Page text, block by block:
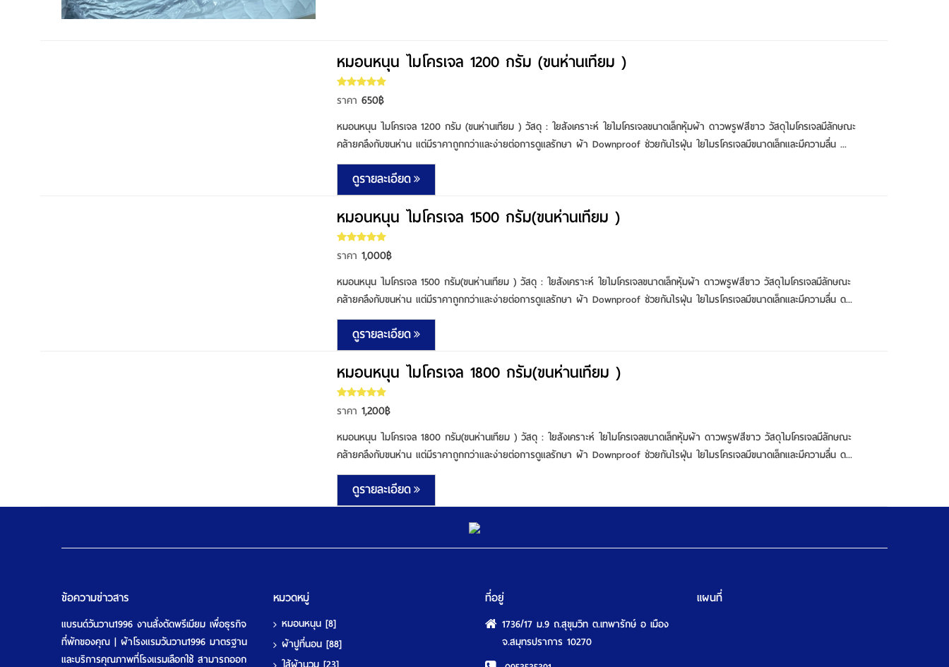
หมอนหนุน ไมโครเจล 1200 กรัม (ขนห่านเทียม )
ราคา 650฿
หมอนหนุน ไมโครเจล 1200 กรัม (ขนห่านเทียม ) วัสดุ : ใยสังเคราะห์ ใยไมโครเจลขนาดเล็กหุ้มผ้า ดาวพรูฟสีขาว วัสดุไมโครเจลมีลักษณะ
คล้ายคลึงกับขนห่าน แต่มีราคาถูกกว่าและง่ายต่อการดูแลรักษา ผ้า Downproof ช่วยกันไรฝุ่น ใยไมรโครเจลมีขนาดเล็กและมีความลื่น ...
ดูรายละเอียด
หมอนหนุน ไมโครเจล 1500 กรัม(ขนห่านเทียม )
ราคา 1,000฿
หมอนหนุน ไมโครเจล 1500 กรัม(ขนห่านเทียม ) วัสดุ : ใยสังเคราะห์ ใยไมโครเจลขนาดเล็กหุ้มผ้า ดาวพรูฟสีขาว วัสดุไมโครเจลมีลักษณะ
คล้ายคลึงกับขนห่าน แต่มีราคาถูกกว่าและง่ายต่อการดูแลรักษา ผ้า Downproof ช่วยกันไรฝุ่น ใยไมรโครเจลมีขนาดเล็กและมีความลื่น ด...
ดูรายละเอียด
หมอนหนุน ไมโครเจล 1800 กรัม(ขนห่านเทียม )
ราคา 1,200฿
หมอนหนุน ไมโครเจล 1800 กรัม(ขนห่านเทียม ) วัสดุ : ใยสังเคราะห์ ใยไมโครเจลขนาดเล็กหุ้มผ้า ดาวพรูฟสีขาว วัสดุไมโครเจลมีลักษณะ
คล้ายคลึงกับขนห่าน แต่มีราคาถูกกว่าและง่ายต่อการดูแลรักษา ผ้า Downproof ช่วยกันไรฝุ่น ใยไมรโครเจลมีขนาดเล็กและมีความลื่น ด...
ดูรายละเอียด
ข้อความข่าวสาร
แบรนด์วันวาน1996 งานสั่งตัดพรีเมียม เพื่อธุรกิจ
ที่พักของคุณ | ผ้าโรงแรมวันวาน1996 มาตรฐาน
และบริการคุณภาพที่โรงแรมเลือกใช้ สามารถออก
หมวดหมู่
หมอนหนุน [8]
ผ้าปูที่นอน [88]
ที่อยู่
1736/17 ม.9 ถ.สุขุมวิท ต.เทพารักษ์ อ เมือง
จ.สมุทรปราการ 10270
แผนที่